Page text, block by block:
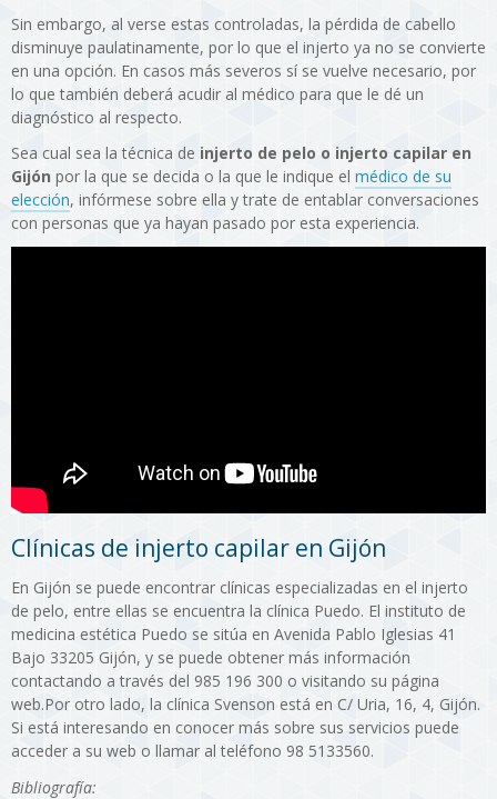
Sin embargo, al verse estas controladas, la pérdida de cabello
disminuye paulatinamente, por lo que el injerto ya no se convierte
en una opción. En casos más severos sí se vuelve necesario, por
lo que también deberá acudir al médico para que le dé un
diagnóstico al respecto.
Sea cual sea la técnica de injerto de pelo o injerto capilar en
Gijón por la que se decida o la que le indique el médico de su
elección, infórmese sobre ella y trate de entablar conversaciones
con personas que ya hayan pasado por esta experiencia.
Clínicas de injerto capilar en Gijón
En Gijón se puede encontrar clínicas especializadas en el injerto
de pelo, entre ellas se encuentra la clínica Puedo. El instituto de
medicina estética Puedo se sitúa en Avenida Pablo Iglesias 41
Bajo 33205 Gijón, y se puede obtener más información
contactando a través del 985 196 300 o visitando su página
web.Por otro lado, la clínica Svenson está en C/ Uria, 16, 4, Gijón.
Si está interesando en conocer más sobre sus servicios puede
acceder a su web o llamar al teléfono 98 5133560.
Bibliografía: